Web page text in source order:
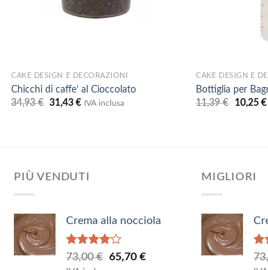
CAKE DESIGN E DECORAZIONI
Chicchi di caffe’ al Cioccolato
34,93€ Il
31,43€IlIVA inclusa
CAKE DESIGN E
Bottiglia per
11,39€
Il
10,25 €
PIÙ VENDUTI
Crema alla nocciola
Valutato
4.00 su
73,00€ Il
65,70 €Il
MIGLIORI